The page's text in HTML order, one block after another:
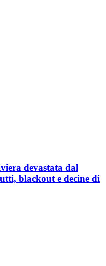
devastata dal
blackout e decine di